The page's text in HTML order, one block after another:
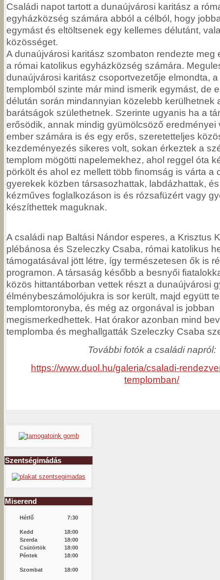
Családi napot tartott a dunaújvárosi karitász a
egyházközség számára abból a célból, hogy
egymást és eltöltsenek egy kellemes délutánt,
közösséget.
A dunaújvárosi karitász szombaton rendezte meg
a római katolikus egyházközség számára.
dunaújvárosi karitász csoportvezetője elmondta,
templomból szinte már mind ismerik egymást, de
délután során mindannyian közelebb kerülhetnek
barátságok születhetnek. Szerinte ugyanis ha a
erősödik, annak mindig gyümölcsöző eredményei
ember számára is és egy erős, szeretetteljes
kezdeményezés sikeres volt, sokan érkeztek a
templom mögötti napelemekhez, ahol reggel óta
pörkölt és ahol ez mellett több finomság is várta a
gyerekek közben társasozhattak, labdázhattak,
kézműves foglalkozáson is és rózsafüzért vagy
készíthettek maguknak.
A családi nap Baltási Nándor esperes, a Krisztus
plébánosa és Szeleczky Csaba, római katolikus
támogatásával jött létre, így természetesen ők is
programon. A társaság később a besnyői
közös hittantáborban vettek részt a dunaújvárosi
élménybeszámolójukra is sor került, majd együtt
templomtoronyba, és még az orgonával is jobban
megismerkedhettek. Hat órakor azonban mind
templomba és meghallgatták Szeleczky Csaba
További fotók a családi napról:
https://www.duol.hu/galeria/csaladi-
templomban/
Szentségimádás
Miserend
Hétfő 7:30
Kedd
18:00
Szerda
18:00
Csütörtök
18:00
Péntek
18:00
Szombat 18:00